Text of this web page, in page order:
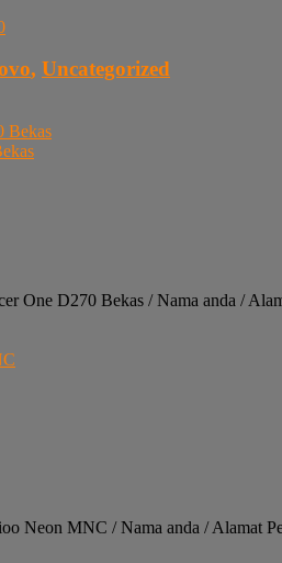
, Uncategorized
One D270 Bekas / Nama anda /
Neon MNC / Nama anda / Alamat